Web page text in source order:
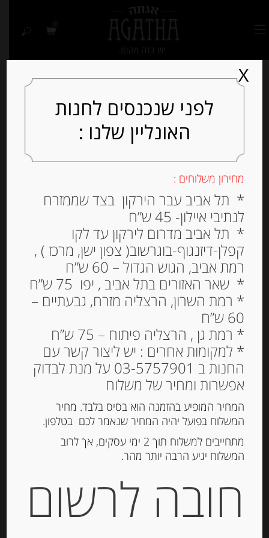
Out of
גרם NOSTROMO
₪39.00
מחיר ל 100 גרם: 21.13 ש"ח
8005850216283
לפני שנכנסים לחנות
האונליין שלנו :
מחירון משלוחים :
* תל אביב עבר הירקון בצד שממזרח
לנתיבי איילון- 45 ש”ח
* תל אביב מדרום לירקון עד לקו
קפלן-דיזנגוף-בוגרשוב( צפון ישן, מרכז ) ,
רמת אביב, הגוש הגדול – 60 ש”ח
* שאר האזורים בתל אביב , יפו 75 ש”ח
* רמת השרון, הרצליה מזרח, גבעתיים –
60 ש”ח
* רמת גן , הרצליה פיתוח – 75 ש”ח
* למקומות אחרים : יש ליצור קשר עם
החנות ב 03-5757901 על מנת לבדוק
אפשרות ומחיר של משלוח
המחיר המופיע בהזמנה הוא בסיס בלבד. מחיר
המשלוח בפועל יהיה המחיר שנאמר לכם בטלפון.
מתחייבים למשלוח תוך 2 ימי עסקים, אך לרוב
המשלוח יגיע הרבה יותר מהר.
חובה לרשום
X